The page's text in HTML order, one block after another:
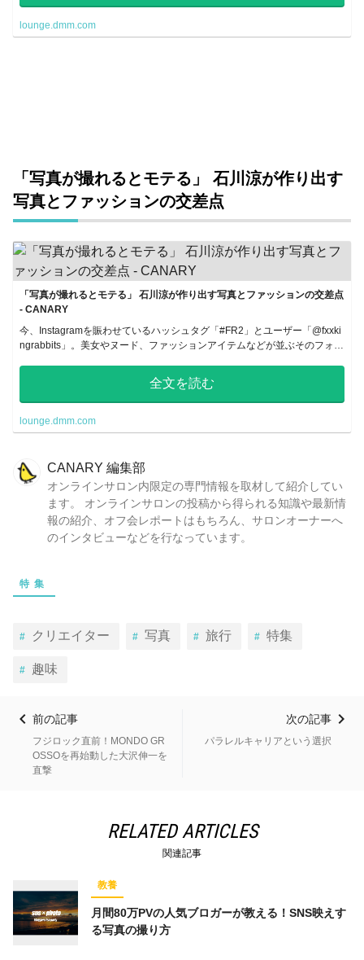
lounge.dmm.com
「写真が撮れるとモテる」 石川涼が作り出す
写真とファッションの交差点
「写真が撮れるとモテる」 石川涼が作り出す写真とファッションの交差点
- CANARY
今、Instagramを賑わせているハッシュタグ「#FR2」とユーザー「@fxxki
ngrabbits」。美女やヌード、ファッションアイテムなどが並ぶそのフォト
全文を読む
lounge.dmm.com
CANARY 編集部
オンラインサロン内限定の専門情報を取材して紹介してい
ます。 オンラインサロンの投稿から得られる知識や最新情
報の紹介、オフ会レポートはもちろん、サロンオーナーへ
のインタビューなどを行なっています。
特集
クリエイター 写真 旅行 特集
趣味
前の記事
フジロック直前！MONDO GR
OSSOを再始動した大沢伸一を
直撃
次の記事
パラレルキャリアという選択
RELATED ARTICLES
関連記事
教養
月間80万PVの人気ブロガーが教える！SNS映えす
る写真の撮り方